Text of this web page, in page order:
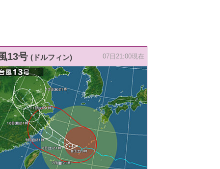
13号 (ドルフィン) 07日21:00現在